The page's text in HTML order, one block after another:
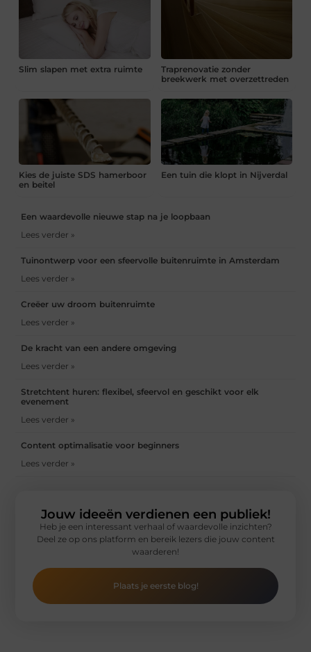
Slim slapen met extra ruimte
Traprenovatie zonder
breekwerk met overzettreden
Kies de juiste SDS hamerboor
en beitel
Een tuin die klopt in Nijverdal
Een waardevolle nieuwe stap na je loopbaan
Lees verder »
Tuinontwerp voor een sfeervolle buitenruimte in Amsterdam
Lees verder »
Creëer uw droom buitenruimte
Lees verder »
De kracht van een andere omgeving
Lees verder »
Stretchtent huren: flexibel, sfeervol en geschikt voor elk
evenement
Lees verder »
Content optimalisatie voor beginners
Lees verder »
Jouw ideeën verdienen een publiek!
Heb je een interessant verhaal of waardevolle inzichten?
Deel ze op ons platform en bereik lezers die jouw content
waarderen!
Plaats je eerste blog!